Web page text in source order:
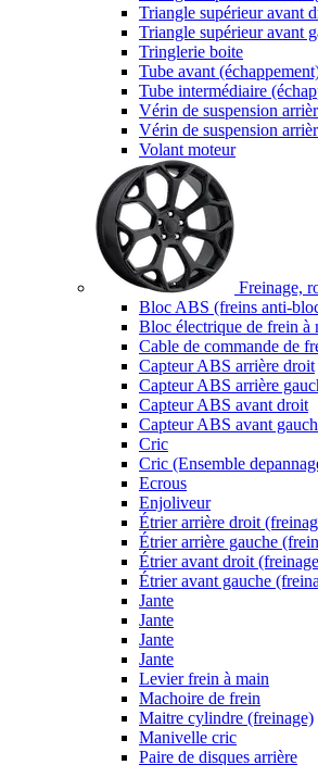
Triangle supérieur avant
Triangle supérieur avant
Tringlerie boite
Tube avant
Tube intermédiaire
Vérin de suspension
Vérin de suspension
Volant moteur
Freinage,
Bloc ABS (freins anti-
Bloc électrique de frein à
Cable de commande de
Capteur ABS arrière droit
Capteur ABS arrière
Capteur ABS avant droit
Capteur ABS avant
Cric
Cric (Ensemble
Ecrous
Enjoliveur
Étrier arrière droit
Étrier arrière gauche
Étrier avant droit
Étrier avant gauche
Jante
Jante
Jante
Jante
Levier frein à main
Machoire de frein
Maitre cylindre (freinage)
Manivelle cric
Paire de disques arrière